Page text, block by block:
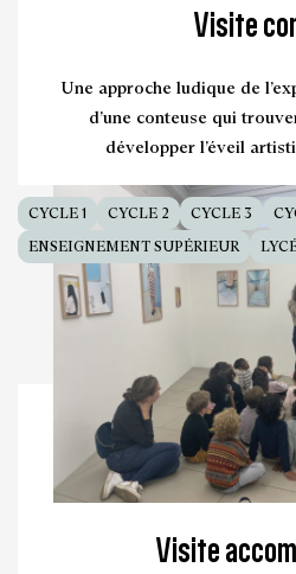
Visite
Une approche ludique de
d’une conteuse qui
développer l’éveil
CYCLE 1 CYCLE 2 CYCLE 3
ENSEIGNEMENT SUPÉRIEUR
Visite